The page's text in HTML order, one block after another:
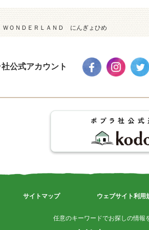
ＯＮＤＥＲＬＡＮＤ にんぎょひめ
公式アカウント
サイトマップ ウェブサイト利用
任意のキーワードでお探しの情報